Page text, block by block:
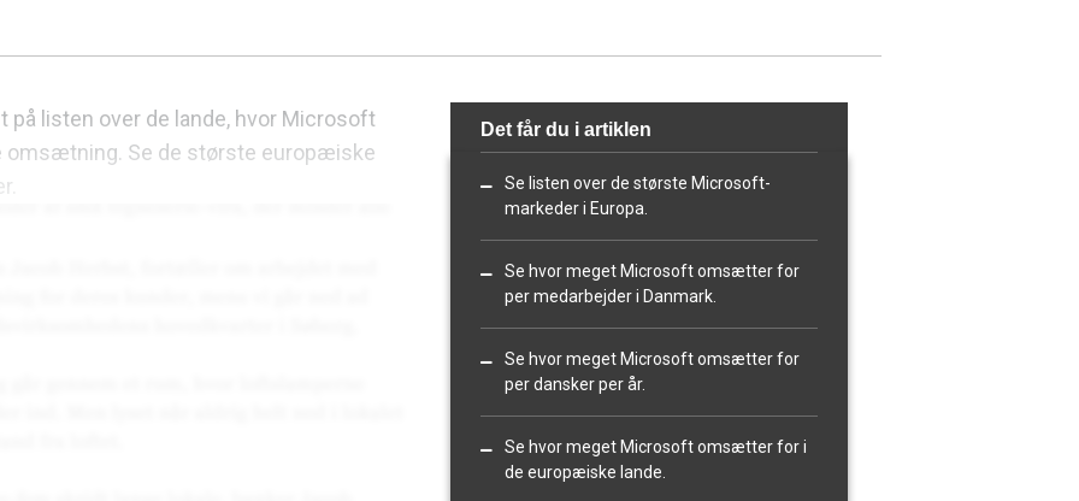
Det får du i artiklen
Se listen over de største Microsoft-
markeder i Europa.
Se hvor meget Microsoft omsætter for
per medarbejder i Danmark.
Se hvor meget Microsoft omsætter for
per dansker per år.
Se hvor meget Microsoft omsætter for i
de europæiske lande.
på listen over de lande, hvor Microsoft
omsætning. Se de største europæiske